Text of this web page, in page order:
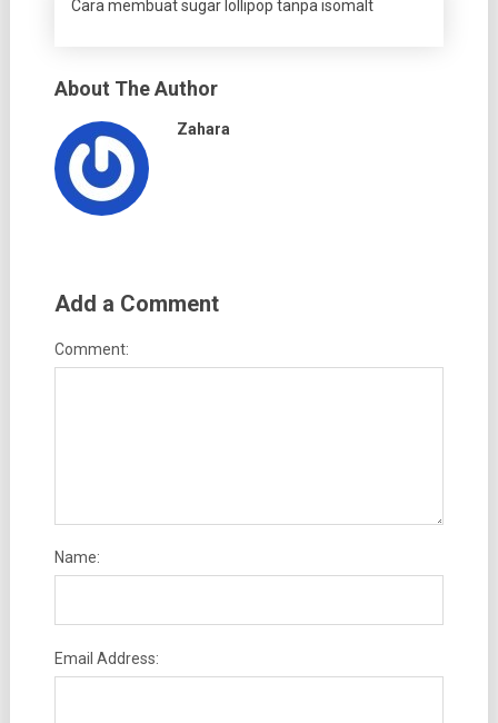
Cara membuat sugar lollipop tanpa isomalt
About The Author
Zahara
Add a Comment
Comment:
Name:
Email Address: